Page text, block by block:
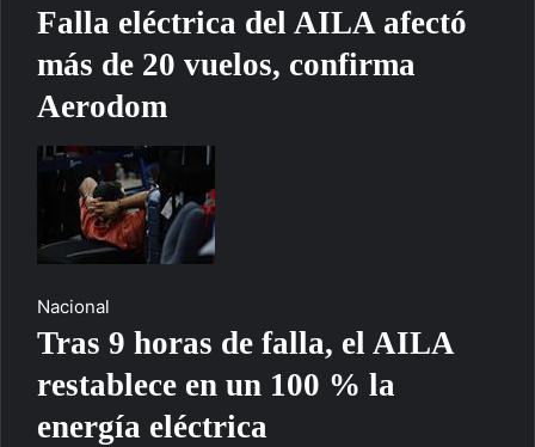
Falla eléctrica del AILA afectó
más de 20 vuelos, confirma
Aerodom
Nacional
Tras 9 horas de falla, el AILA
restablece en un 100 % la
energía eléctrica